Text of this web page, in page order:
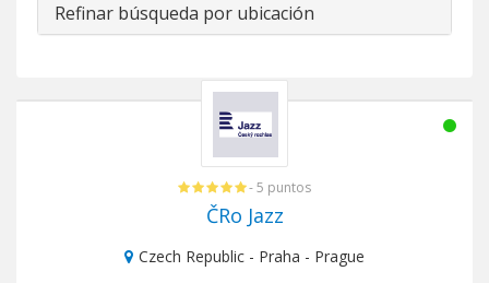
Refinar búsqueda por ubicación
- 5 puntos
ČRo Jazz
Czech Republic - Praha - Prague